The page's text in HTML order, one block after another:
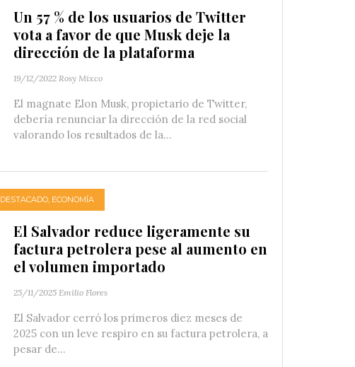
Un 57 % de los usuarios de Twitter
vota a favor de que Musk deje la
dirección de la plataforma
19/12/2022 Rosy Mixco
El magnate Elon Musk, propietario de Twitter,
debería renunciar la dirección de la red social
valorando los resultados de la...
DESTACADO, ECONOMÍA
El Salvador reduce ligeramente su
factura petrolera pese al aumento en
el volumen importado
25/11/2025 Emilio Flores
El Salvador cerró los primeros diez meses de
2025 con un leve respiro en su factura petrolera, a
pesar de...